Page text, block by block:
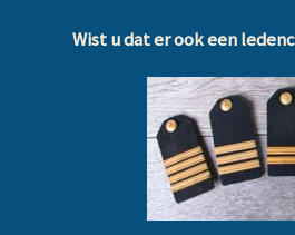
Wist u dat er ook een